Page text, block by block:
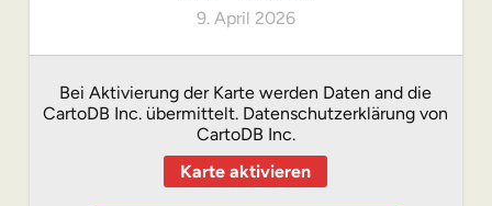
9. April 2026
Bei Aktivierung der Karte werden Daten and die
CartoDB Inc. übermittelt. Datenschutzerklärung von
CartoDB Inc.
Karte aktivieren